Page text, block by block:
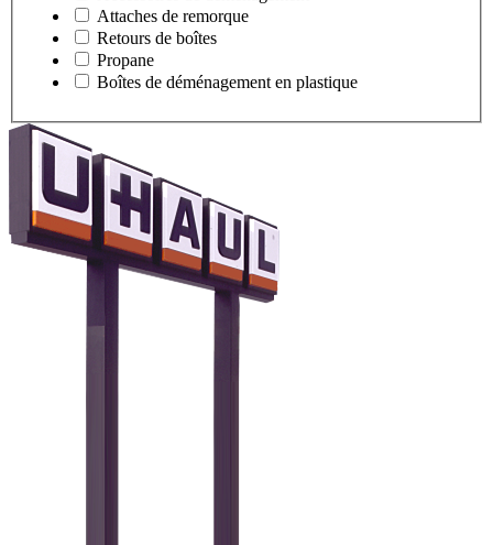
Attaches de remorque
Retours de boîtes
Propane
Boîtes de déménagement en plastique